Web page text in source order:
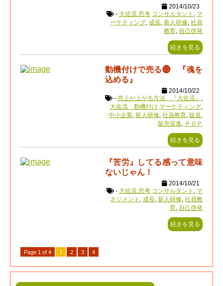
2014/10/23
- 大佐流 思考 コンサルタント
マ
ーケティング 成長 新人研修 社員
教育 自己啓発
続きを見る
動機付けで売る⓭ 『魂を
込める』
2014/10/22
- 売上が上がる方法 『大佐流』
大佐流 動機付け マーケティング
中小企業 新人研修 社員教育 販促
販売促進
ＰＯＰ
続きを見る
『苦労』してる感って意味
ないじゃん！
2014/10/21
- 大佐流 思考 コンサルタント
マ
ネジメント
成長 新人研修 社員教
育 自己啓発
続きを見る
Page 1 of 4 1 2 3 4